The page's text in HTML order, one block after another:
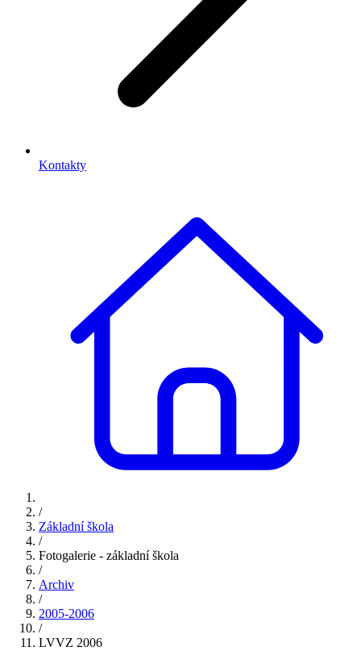
Kontakty
/
Základní škola
/
Fotogalerie - základní škola
/
Archiv
/
2005-2006
/
LVVZ 2006